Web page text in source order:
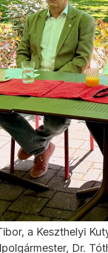
a Keszthelyi
Dr.